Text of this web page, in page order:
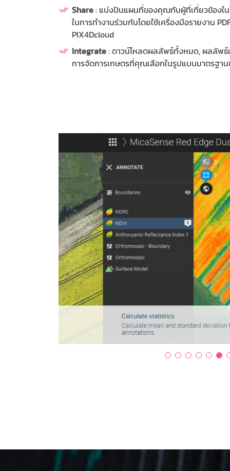
Share: แบ่งปันแผนที่ของคุณกับผู้ที่เกี่ยวข้องใ
ในการทำงานร่วมกันโดยใช้เครื่องมือรายงาน
PIX4Dcloud
Integrate: ดาวน์โหลดผลลัพธ์ทั้งหมด, ผลลัพธ์
การจัดการเกษตรที่คุณเลือกในรูปแบบมาตรฐา